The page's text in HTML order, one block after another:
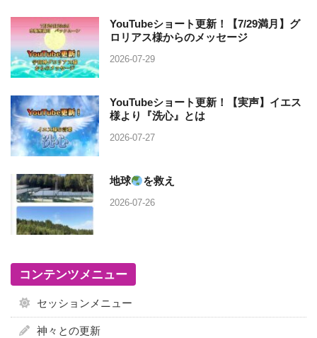
YouTubeショート更新！【7/29満月】グ
ロリアス様からのメッセージ
2026-07-29
YouTubeショート更新！【実声】イエス
様より『洗心』とは
2026-07-27
地球 を救え
2026-07-26
コンテンツメニュー
セッションメニュー
神々との更新